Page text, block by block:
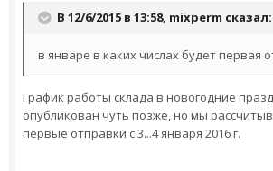
В 12/6/2015 в 13:58, mixperm сказал:
в январе в каких числах будет первая
График работы склада в новогодние
опубликован чуть позже, но мы
первые отправки с 3...4 января 2016 г.